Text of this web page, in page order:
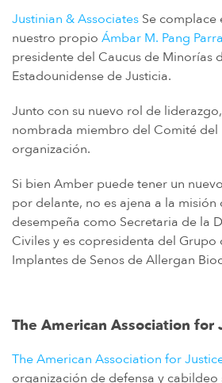
MIEMBROS DE LA FAMILIA
ABILIFY
ANTIBIÓTICOS DE FLUOROQUINOLONAS (FLQ)
INVOKANA
IMPLANTES DE CADERA DE METAL SOBRE
DIU MIRENA
MORCELADORES DE ENERGÍA
POLVO DE TALCO / TALCO
TAXOTERE
Justinian & Associates Se complace
nuestro propio Ámbar M. Pang Parra
presidente del Caucus de Minorías
Estadounidense de Justicia.
Junto con su nuevo rol de
nombrada miembro del Comité del
organización.
Si bien Amber puede tener un
por delante, no es ajena a la
desempeña como Secretaria de la
Civiles y es copresidenta del Grupo
Implantes de Senos de Allergan
The American Association for
The American Association for
organización de defensa y